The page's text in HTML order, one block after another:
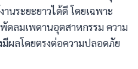
นระยะยาวได้ดี โดยเฉพาะ
ลมเพดานอุตสาหกรรม ความ
ผลโดยตรงต่อความปลอดภัย